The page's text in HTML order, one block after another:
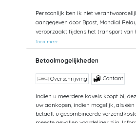
Persoonlijk ben ik niet
aangegeven door Bpost, Mondial
veroorzaakt tijdens het transport van
Toon meer
Betaalmogelijkheden
Overschrijving Contant
Indien u meerdere kavels koopt bij
uw aankopen, indien mogelijk, als
betaalt u gecombineerde